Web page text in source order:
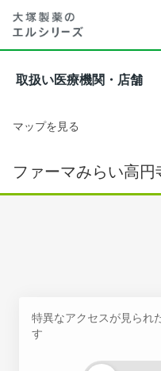
取扱い医療機関・店舗
マップを見る
ファーマみらい高円
特異なアクセスが見られ
す